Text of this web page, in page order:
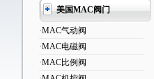
美国MAC阀门
·MAC气动阀
·MAC电磁阀
·MAC比例阀